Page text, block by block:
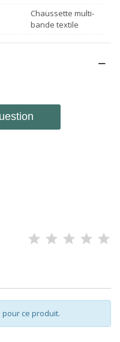
Chaussette multi-
bande textile
ce produit.